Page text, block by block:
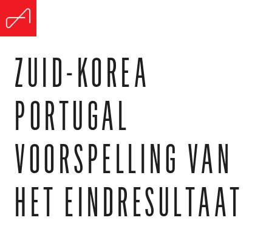
ZUID-KOREA
PORTUGAL
VOORSPELLING VAN
HET EINDRESULTAAT